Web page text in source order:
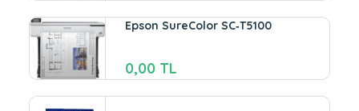
Epson SureColor SC‑T5100
0,00 TL